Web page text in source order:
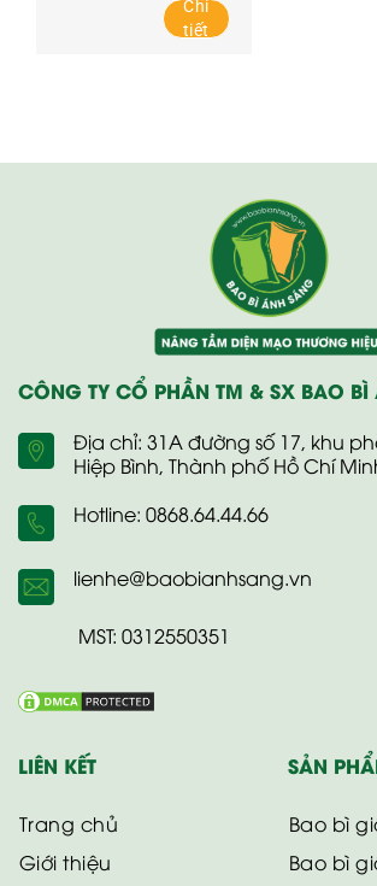
Chi
tiết
CÔNG TY CỔ PHẦN TM & SX BAO BÌ
Địa chỉ: 31A đường số 17, khu
Hiệp Bình, Thành phố Hồ Chí
Hotline: 0868.64.44.66
lienhe@baobianhsang.vn
MST: 0312550351
LIÊN KẾT
Trang chủ
Giới thiệu
SẢN
Bao bì
Bao bì